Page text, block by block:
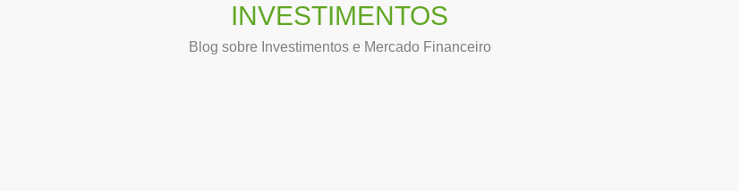
INVESTIMENTOS
Blog sobre Investimentos e Mercado Financeiro